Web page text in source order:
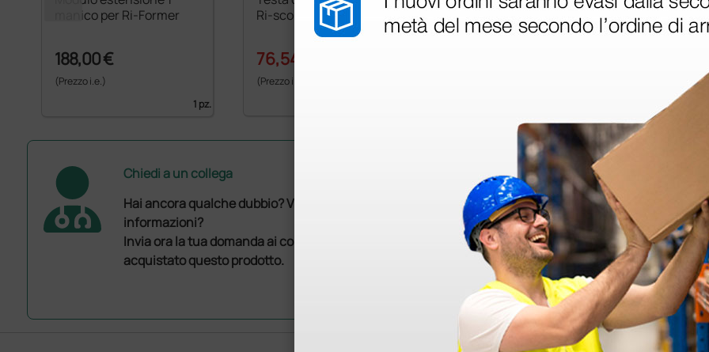
manico per Ri-Former
188,00 €
(Prezzo i.e.)
1 pz.
Ri-scope F.O. L1 - 3,5v
76,54 €
(Prezzo i.e.)
Riester Ri-scope L1 F.O.
(Prezzo
Chiedi a un collega
Hai ancora qualche dubbio? Vuoi ulteriori
informazioni?
Invia ora la tua domanda ai colleghi che hanno già
acquistato questo prodotto.